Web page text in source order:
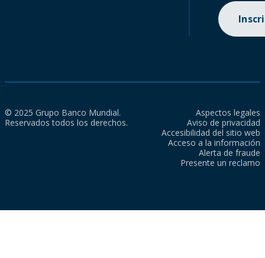
© 2025 Grupo Banco Mundial.
Reservados todos los derechos.
Aspectos legales
Aviso de privacidad
Accesibilidad del sitio web
Acceso a la información
Alerta de fraude
Presente un reclamo